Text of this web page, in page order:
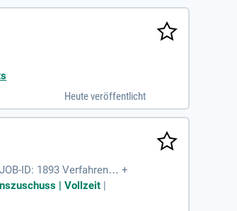
Heute veröffentlicht
ID: 1893 Verfahrenst
Thermodynamik
+
| Vollzeit